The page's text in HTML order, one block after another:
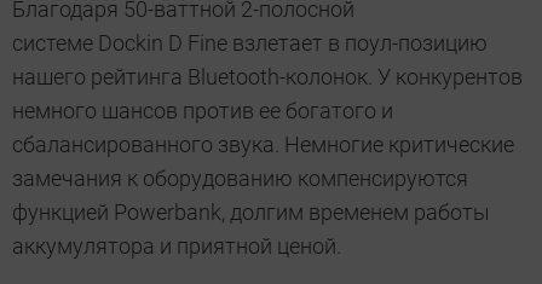
Благодаря 50-ваттной 2-полосной
системе Dockin D Fine взлетает в поул-позицию
нашего рейтинга Bluetooth-колонок. У конкурентов
немного шансов против ее богатого и
сбалансированного звука. Немногие критические
замечания к оборудованию компенсируются
функцией Powerbank, долгим временем работы
аккумулятора и приятной ценой.